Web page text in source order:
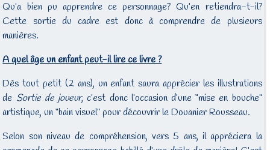
Qu’a bien pu apprendre ce personnage? Qu’en retiendra-t-il?
Cette sortie du cadre est donc à comprendre de plusieurs
manières.
A quel âge un enfant peut-il lire ce livre ?
Dès tout petit (2 ans), un enfant saura apprécier les illustrations
de Sortie de joueur, c’est donc l’occasion d’une “mise en bouche”
artistique, un “bain visuel” pour découvrir le Douanier Rousseau.
Selon son niveau de compréhension, vers 5 ans, il appréciera la